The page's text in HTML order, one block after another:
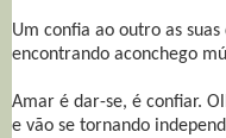
Um confia ao outro as
encontrando aconchego
Amar é dar-se, é confiar.
e vão se tornando